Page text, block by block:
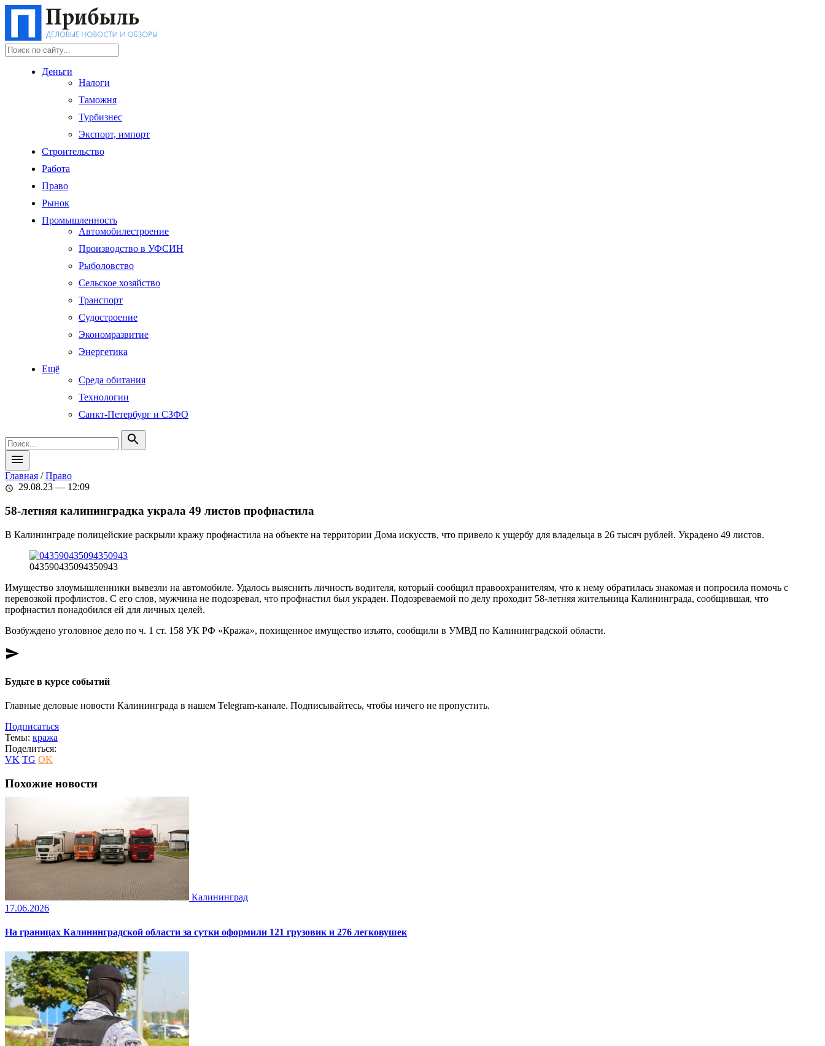
Деньги
Налоги
Таможня
Турбизнес
Экспорт, импорт
Строительство
Работа
Право
Рынок
Промышленность
Автомобилестроение
Производство в УФСИН
Рыболовство
Сельское хозяйство
Транспорт
Судостроение
Экономразвитие
Энергетика
Ещё
Среда обитания
Технологии
Санкт-Петербург и СЗФО
search
menu
Главная /Право
schedule 29.08.23 — 12:09
58-летняя калининградка украла 49 листов профнастила
В Калининграде полицейские раскрыли кражу профнастила на объекте на территории Дома искусств, что привело к ущербу для владельца в 26 тысяч рублей. Украдено 49 листов.
043590435094350943
Имущество злоумышленники вывезли на автомобиле. Удалось выяснить личность водителя, который сообщил правоохранителям, что к нему обратилась знакомая и попросила помочь с
перевозкой профлистов. С его слов, мужчина не подозревал, что профнастил был украден. Подозреваемой по делу проходит 58-летняя жительница Калининграда, сообщившая, что
профнастил понадобился ей для личных целей.
Возбуждено уголовное дело по ч. 1 ст. 158 УК РФ «Кража», похищенное имущество изъято, сообщили в УМВД по Калининградской области.
send
Будьте в курсе событий
Главные деловые новости Калининграда в нашем Telegram-канале. Подписывайтесь, чтобы ничего не пропустить.
Подписаться
Темы: кража
Поделиться:
VK TG OK
Похожие новости
Калининград
17.06.2026
На границах Калининградской области за сутки оформили 121 грузовик и 276 легковушек